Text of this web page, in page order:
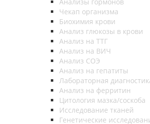
Чекап организма
Биохимия крови
Анализ глюкозы в крови
Анализ на ТТГ
Анализ на ВИЧ
Анализ СОЭ
Анализ на гепатиты
Лабораторная
Анализ на ферритин
Цитология мазка/соскоба
Исследование тканей
Генетические